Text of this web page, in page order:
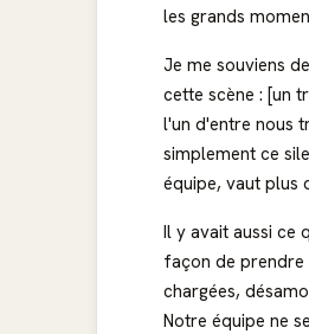
les grands
Je me souviens
cette scène : [un
l'un d'entre nous
simplement ce
équipe, vaut plus
Il y avait aussi ce
façon de prendre
chargées,
Notre équipe ne